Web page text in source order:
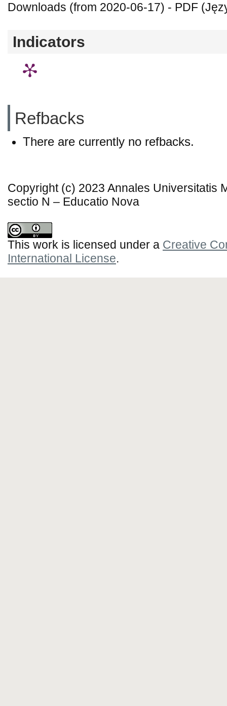
Downloads (from 2020-06-17) - PDF
Indicators
Refbacks
There are currently no refbacks.
Copyright (c) 2023 Annales Universitatis
sectio N – Educatio Nova
This work is licensed under a Creative
International License.